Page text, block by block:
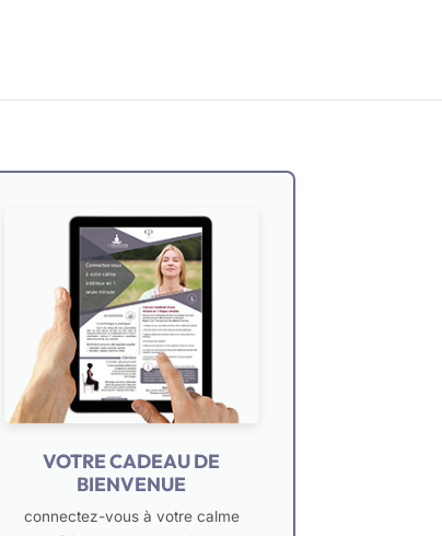
VOTRE CADEAU DE
BIENVENUE
connectez-vous à votre calme